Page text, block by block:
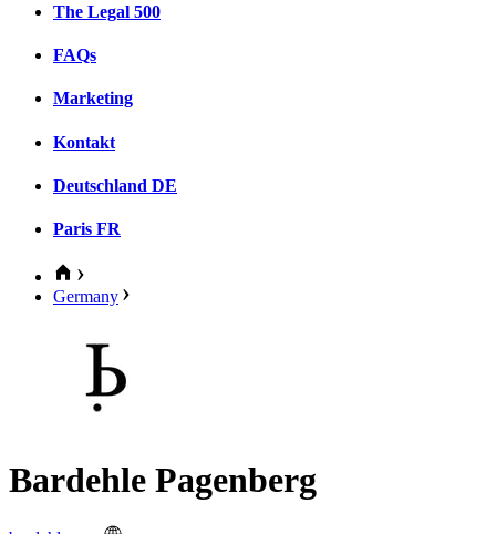
The Legal 500
FAQs
Marketing
Kontakt
Deutschland DE
Paris FR
Germany
Bardehle Pagenberg